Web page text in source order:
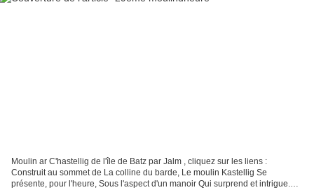
Moulin ar C'hastellig de l'île de Batz par Jalm , cliquez sur les liens :
Construit au sommet de La colline du barde, Le moulin Kastellig Se
présente, pour l'heure, Sous l'aspect d'un manoir Qui surprend et intrigue.